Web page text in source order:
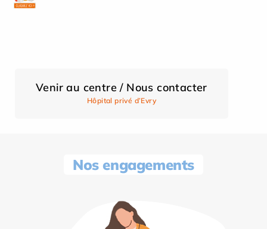
Venir au centre / Nous contacter
Hôpital privé d’Evry
Nos engagements